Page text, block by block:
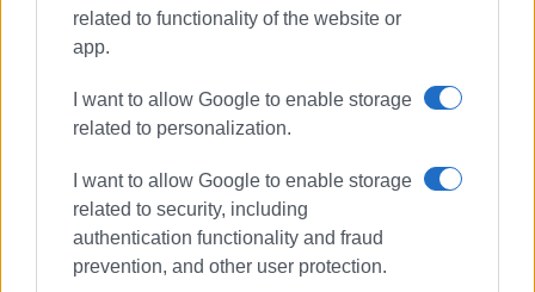
related to functionality of the website or
app.
I want to allow Google to enable storage
related to personalization.
I want to allow Google to enable storage
related to security, including
authentication functionality and fraud
prevention, and other user protection.